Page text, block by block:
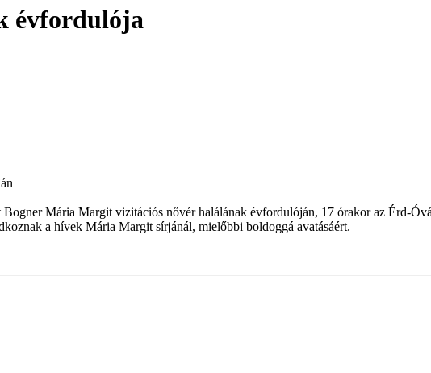
évfordulója
Mária Margit vizitációs nővér halálának évfordulóján, 17 órakor az Érd-
a hívek Mária Margit sírjánál, mielőbbi boldoggá avatásáért.